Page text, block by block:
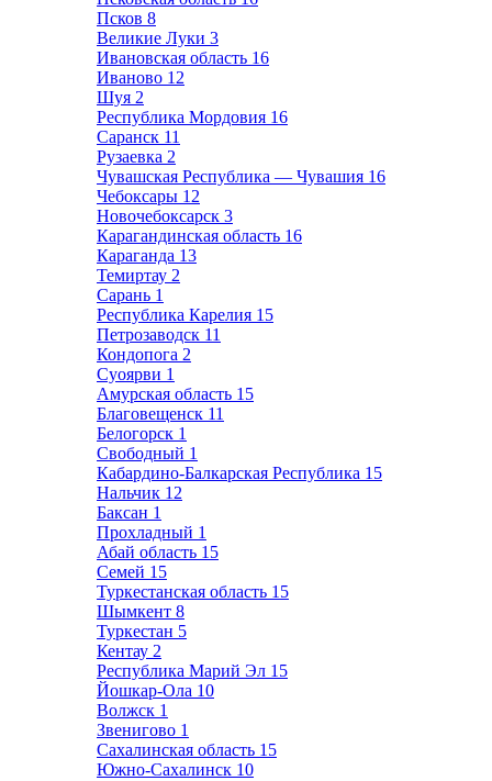
Псков 8
Великие Луки 3
Ивановская область 16
Иваново 12
Шуя 2
Республика Мордовия 16
Саранск 11
Рузаевка 2
Чувашская Республика — Чувашия 16
Чебоксары 12
Новочебоксарск 3
Карагандинская область 16
Караганда 13
Темиртау 2
Сарань 1
Республика Карелия 15
Петрозаводск 11
Кондопога 2
Суоярви 1
Амурская область 15
Благовещенск 11
Белогорск 1
Свободный 1
Кабардино-Балкарская Республика 15
Нальчик 12
Баксан 1
Прохладный 1
Абай область 15
Семей 15
Туркестанская область 15
Шымкент 8
Туркестан 5
Кентау 2
Республика Марий Эл 15
Йошкар-Ола 10
Волжск 1
Звенигово 1
Сахалинская область 15
Южно-Сахалинск 10